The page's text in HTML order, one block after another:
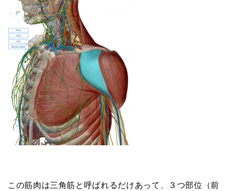
この筋肉は三角筋と呼ばれるだけあって、３つ部位（前